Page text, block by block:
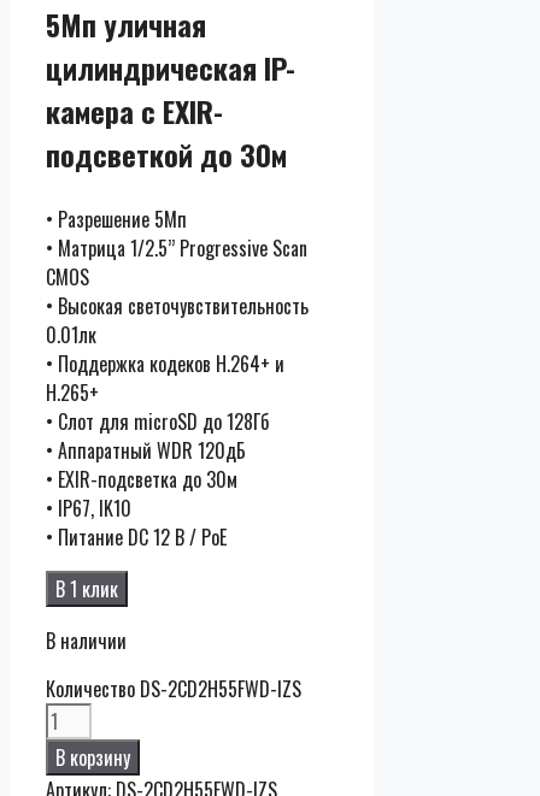
5Мп уличная
цилиндрическая IP-
камера с EXIR-
подсветкой до 30м
• Разрешение 5Мп
• Матрица 1/2.5’’ Progressive Scan
CMOS
• Высокая светочувствительность
0.01лк
• Поддержка кодеков H.264+ и
H.265+
• Слот для microSD до 128Гб
• Аппаратный WDR 120дБ
• EXIR-подсветка до 30м
• IP67, IK10
• Питание DC 12 В / PoE
В 1 клик
В наличии
Количество DS-2CD2H55FWD-IZS
В корзину
Артикул: DS-2CD2H55FWD-IZS